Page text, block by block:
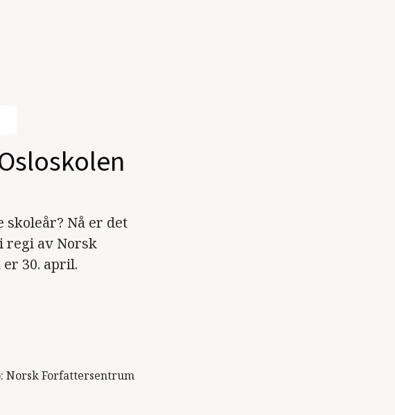
skoleår? Nå er det
regi av Norsk
30. april.
Norsk Forfattersentrum